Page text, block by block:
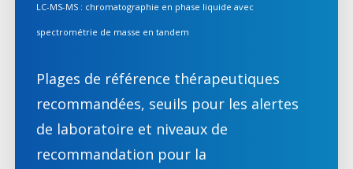
LC-MS-MS : chromatographie en phase liquide avec
spectrométrie de masse en tandem
Plages de référence thérapeutiques
recommandées, seuils pour les alertes
de laboratoire et niveaux de
recommandation pour la